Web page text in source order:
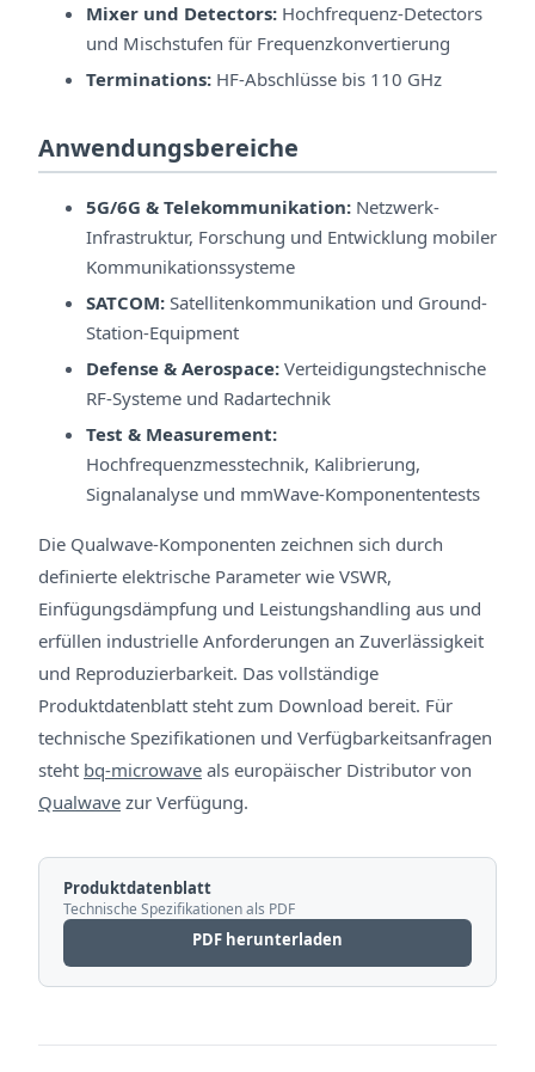
Mixer und Detectors: Hochfrequenz-Detectors
und Mischstufen für Frequenzkonvertierung
Terminations: HF-Abschlüsse bis 110 GHz
Anwendungsbereiche
5G/6G & Telekommunikation: Netzwerk-
Infrastruktur, Forschung und Entwicklung mobiler
Kommunikationssysteme
SATCOM: Satellitenkommunikation und Ground-
Station-Equipment
Defense & Aerospace: Verteidigungstechnische
RF-Systeme und Radartechnik
Test & Measurement:
Hochfrequenzmesstechnik, Kalibrierung,
Signalanalyse und mmWave-Komponententests
Die Qualwave-Komponenten zeichnen sich durch
definierte elektrische Parameter wie VSWR,
Einfügungsdämpfung und Leistungshandling aus und
erfüllen industrielle Anforderungen an Zuverlässigkeit
und Reproduzierbarkeit. Das vollständige
Produktdatenblatt steht zum Download bereit. Für
technische Spezifikationen und Verfügbarkeitsanfragen
steht bq-microwave als europäischer Distributor von
Qualwave zur Verfügung.
Produktdatenblatt
Technische Spezifikationen als PDF
PDF herunterladen